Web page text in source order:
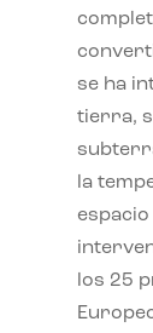
se ha
tierra,
la
los 25